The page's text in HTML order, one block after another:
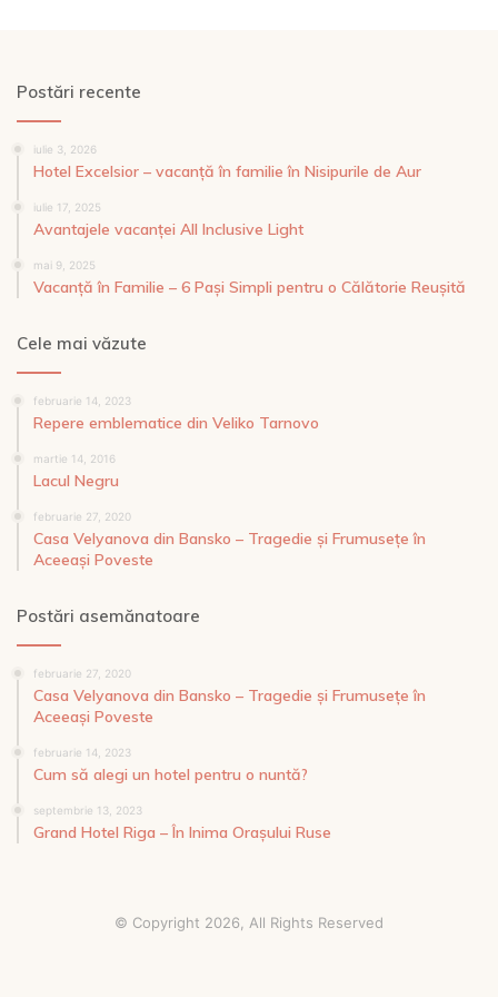
Postări recente
iulie 3, 2026
Hotel Excelsior – vacanță în familie în Nisipurile de Aur
iulie 17, 2025
Avantajele vacanței All Inclusive Light
mai 9, 2025
Vacanță în Familie – 6 Pași Simpli pentru o Călătorie Reușită
Cele mai văzute
februarie 14, 2023
Repere emblematice din Veliko Tarnovo
martie 14, 2016
Lacul Negru
februarie 27, 2020
Casa Velyanova din Bansko – Tragedie și Frumusețe în
Aceeași Poveste
Postări asemănatoare
februarie 27, 2020
Casa Velyanova din Bansko – Tragedie și Frumusețe în
Aceeași Poveste
februarie 14, 2023
Cum să alegi un hotel pentru o nuntă?
septembrie 13, 2023
Grand Hotel Riga – În Inima Orașului Ruse
© Copyright 2026, All Rights Reserved